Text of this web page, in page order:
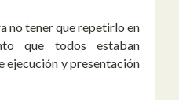
no tener que repetirlo en
que todos estaban
ejecución y presentación